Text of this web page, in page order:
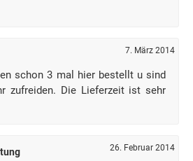
7. März 2014
schon 3 mal hier bestellt u sind
zufreiden. Die Lieferzeit ist sehr
26. Februar 2014